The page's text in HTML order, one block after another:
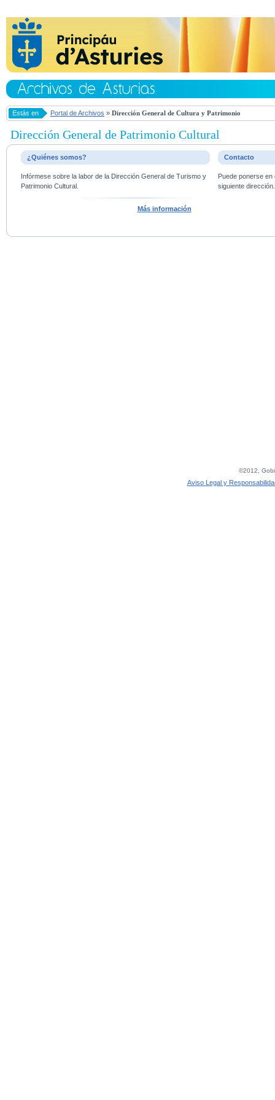
Estás en Portal de Archivos » Dirección General de Cultura y Patrimonio
Dirección General de Patrimonio Cultural
¿Quiénes somos?
Infórmese sobre la labor de la Dirección General de Turismo y
Patrimonio Cultural.
Más información
Contacto
Puede ponerse
siguiente dirección.
©2012,
Aviso Legal y